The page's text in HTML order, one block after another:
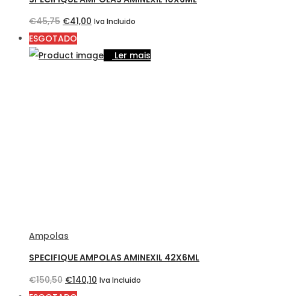
€45,75 O
preço
original
€41,00 O
atual
Iva Incluido
ESGOTADO
Ler mais
Ampolas
SPECIFIQUE AMPOLAS AMINEXIL 42X6ML
€150,50 O
€140,10 O
Iva Incluido